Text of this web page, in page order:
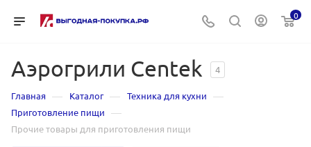
0
Аэрогрили Centek 4
Главная — Каталог — Техника для кухни —
Приготовление пищи —
Прочие товары для приготовления пищи